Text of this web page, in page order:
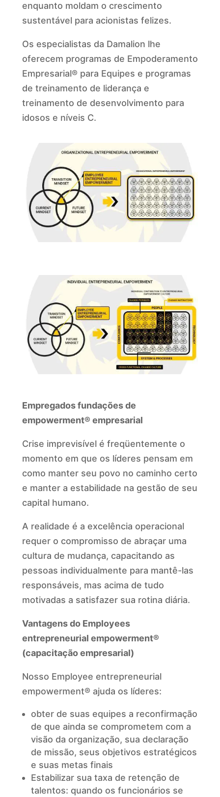
enquanto moldam o crescimento
sustentável para acionistas felizes.
Os especialistas da Damalion lhe
oferecem programas de Empoderamento
Empresarial® para Equipes e programas
de treinamento de liderança e
treinamento de desenvolvimento para
idosos e níveis C.
Empregados fundações de
empowerment® empresarial
Crise imprevisível é freqüentemente o
momento em que os líderes pensam em
como manter seu povo no caminho certo
e manter a estabilidade na gestão de seu
capital humano.
A realidade é a excelência operacional
requer o compromisso de abraçar uma
cultura de mudança, capacitando as
pessoas individualmente para mantê-las
responsáveis, mas acima de tudo
motivadas a satisfazer sua rotina diária.
Vantagens do Employees
entrepreneurial empowerment®
(capacitação empresarial)
Nosso Employee entrepreneurial
empowerment® ajuda os líderes:
obter de suas equipes a reconfirmação
de que ainda se comprometem com a
visão da organização, sua declaração
de missão, seus objetivos estratégicos
e suas metas finais
Estabilizar sua taxa de retenção de
talentos: quando os funcionários se